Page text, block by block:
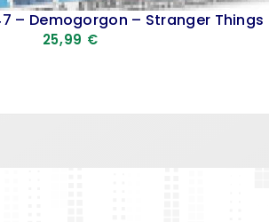
– Demogorgon – Stranger Things
25,99 €